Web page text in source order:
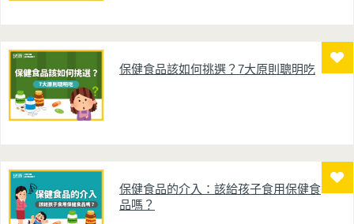
保健食品該如何挑選？7大原則聰明吃
保健食品的介入：該給孩子食用保健食
品嗎？